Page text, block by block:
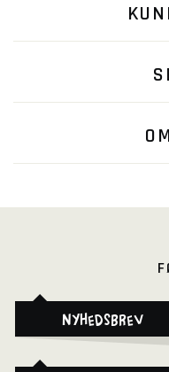
Nyhedsbrev